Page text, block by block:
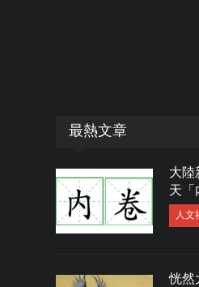
最熱文章
大陸
天「
人文
恍然